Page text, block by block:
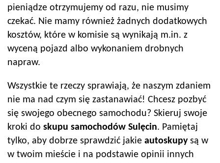
pieniądze otrzymujemy od razu, nie musimy
czekać. Nie mamy również żadnych dodatkowych
kosztów, które w komisie są wynikają m.in. z
wyceną pojazd albo wykonaniem drobnych
napraw.
Wszystkie te rzeczy sprawiają, że naszym zdaniem
nie ma nad czym się zastanawiać! Chcesz pozbyć
się swojego obecnego samochodu? Skieruj swoje
kroki do skupu samochodów Sulęcin. Pamiętaj
tylko, aby dobrze sprawdzić jakie autoskupysą w
w twoim mieście i na podstawie opinii innych